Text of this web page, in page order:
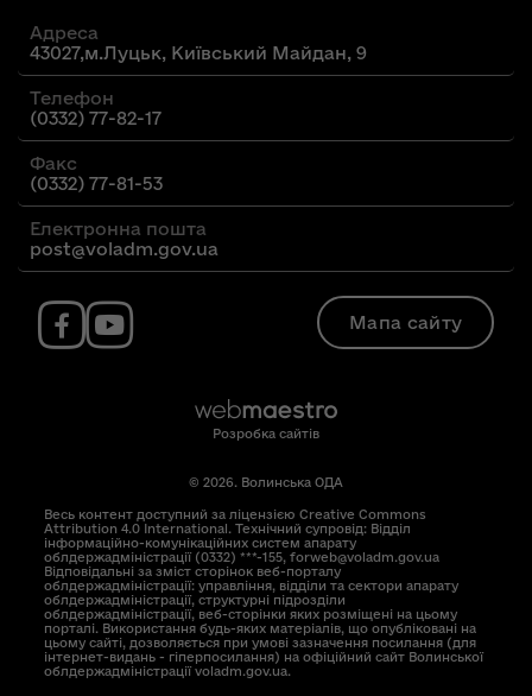
Адреса
43027,м.Луцьк, Київський Майдан, 9
Телефон
(0332) 77-82-17
Факс
(0332) 77-81-53
Електронна пошта
post@voladm.gov.ua
Мапа сайту
Розробка сайтів
© 2026. Волинська ОДА
Весь контент доступний за ліцензією Creative Commons
Attribution 4.0 International. Технічний супровід: Відділ
інформаційно-комунікаційних систем апарату
облдержадміністрації (0332) ***-155, forweb@voladm.gov.ua
Відповідальні за зміст сторінок веб-порталу
облдержадміністрації: управління, відділи та сектори апарату
облдержадміністрації, структурні підрозділи
облдержадміністрації, веб-сторінки яких розміщені на цьому
порталі. Використання будь-яких матеріалів, що опубліковані на
цьому сайті, дозволяється при умові зазначення посилання (для
інтернет-видань - гіперпосилання) на офіційний сайт Волинської
облдержадміністрації voladm.gov.ua.